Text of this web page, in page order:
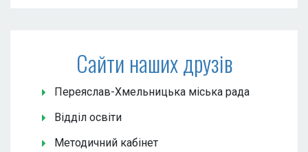
Сайти наших друзів
Переяслав-Хмельницька міська рада
Відділ освіти
Методичний кабінет